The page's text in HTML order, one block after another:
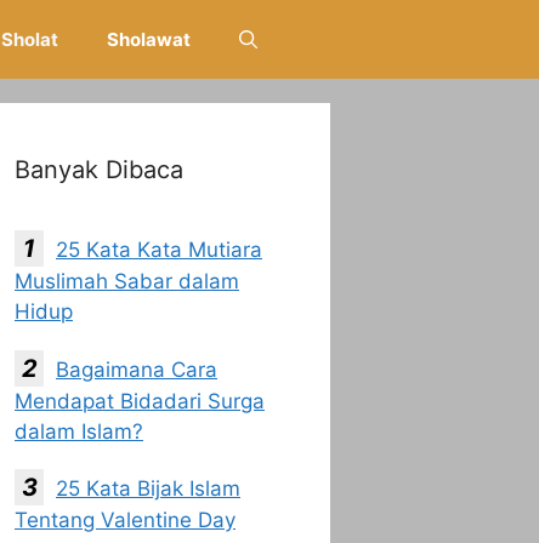
Sholat Sholawat
Banyak Dibaca
25 Kata Kata Mutiara
Muslimah Sabar dalam
Hidup
Bagaimana Cara
Mendapat Bidadari Surga
dalam Islam?
25 Kata Bijak Islam
Tentang Valentine Day